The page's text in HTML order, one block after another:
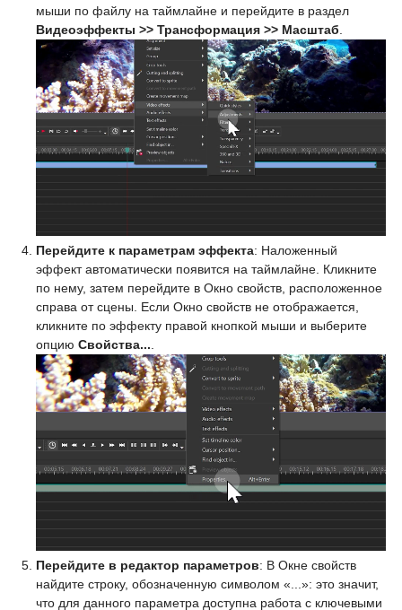
мыши по файлу на таймлайне и перейдите в раздел
Видеоэффекты >> Трансформация >> Масштаб
Перейдите к параметрам эффекта: Наложенный
эффект автоматически появится на таймлайне. Кликните
по нему, затем перейдите в Окно свойств, расположенное
справа от сцены. Если Окно свойств не отображается,
кликните по эффекту правой кнопкой мыши и выберите
опцию Свойства...
Перейдите в редактор параметров: В Окне свойств
найдите строку, обозначенную символом «...»: это значит,
что для данного параметра доступна работа с ключевыми